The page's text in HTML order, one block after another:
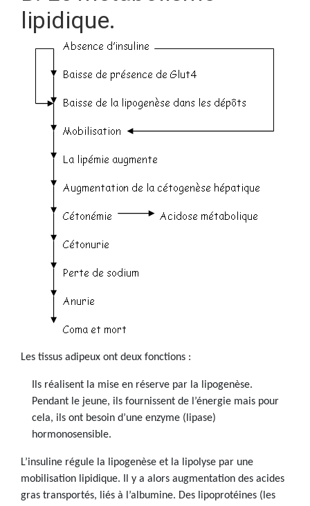
lipidique.
Les tissus adipeux ont deux fonctions :
Ils réalisent la mise en réserve par la lipogenèse.
Pendant le jeune, ils fournissent de l’énergie mais pour
cela, ils ont besoin d’une enzyme (lipase)
hormonosensible.
L’insuline régule la lipogenèse et la lipolyse par une
mobilisation lipidique. Il y a alors augmentation des acides
gras transportés, liés à l’albumine. Des lipoprotéines (les